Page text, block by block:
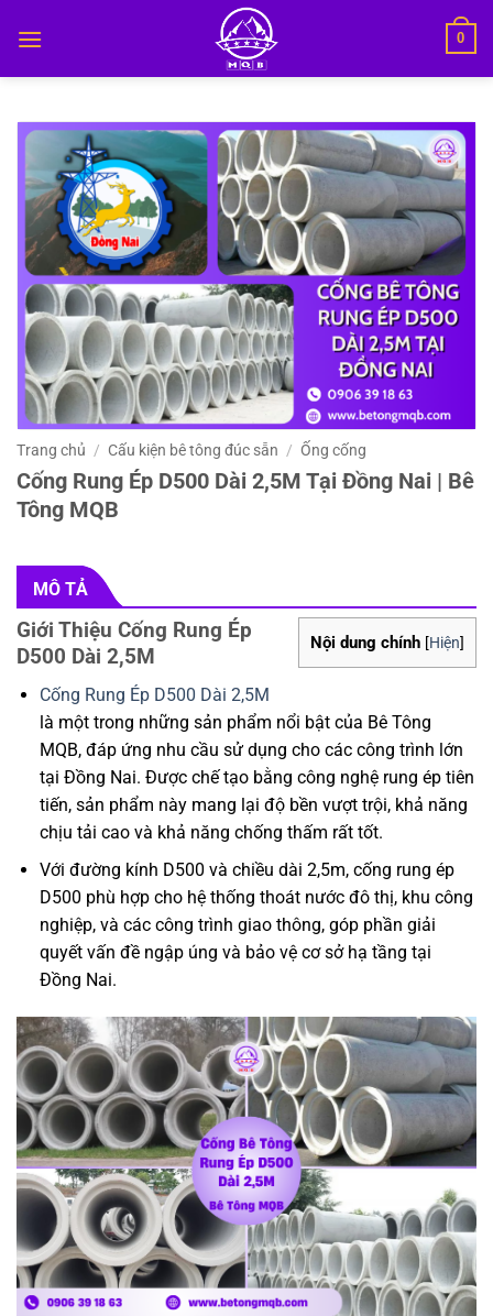
qua
0
Trang chủ / Cấu kiện bê tông đúc sẵn / Ống cống
Cống Rung Ép D500 Dài 2,5M Tại Đồng Nai | Bê
Tông MQB
MÔ TẢ
Nội dung chính [Hiện]
Giới Thiệu Cống Rung Ép
D500 Dài 2,5M
Cống Rung Ép D500 Dài 2,5M
là một trong những sản phẩm nổi bật của Bê Tông
MQB, đáp ứng nhu cầu sử dụng cho các công trình lớn
tại Đồng Nai. Được chế tạo bằng công nghệ rung ép tiên
tiến, sản phẩm này mang lại độ bền vượt trội, khả năng
chịu tải cao và khả năng chống thấm rất tốt.
Với đường kính D500 và chiều dài 2,5m, cống rung ép
D500 phù hợp cho hệ thống thoát nước đô thị, khu công
nghiệp, và các công trình giao thông, góp phần giải
quyết vấn đề ngập úng và bảo vệ cơ sở hạ tầng tại
Đồng Nai.